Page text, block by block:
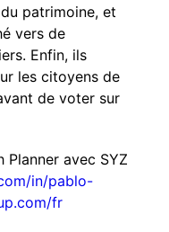
patrimoine, et
vers de
Enfin, ils
les citoyens de
de voter sur
Planner avec SYZ
in/pablo-
fr